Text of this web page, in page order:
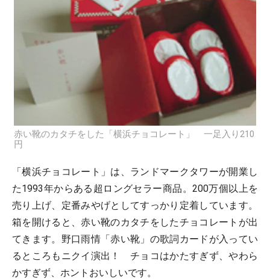
赤い靴のカタチをした「横浜チョコレート」 一足入り210
円
「横浜チョコレート」は、ランドマークタワーが開業し
た1993年からある超ロングセラー商品。200万個以上を
売り上げ、定番みやげとしてすっかり定着しています。
箱を開けると、赤い靴のカタチをしたチョコレートが出
てきます。野口雨情「赤い靴」の歌詞カードが入ってい
るところもニクイ演出！ チョコはかたすぎず、やわら
かすぎず、ホントおいしいです。